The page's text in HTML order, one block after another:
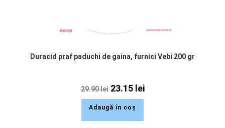
Duracid praf paduchi de gaina, furnici Vebi 200 gr
29.90lei 23.15 lei
Adaugă în coș